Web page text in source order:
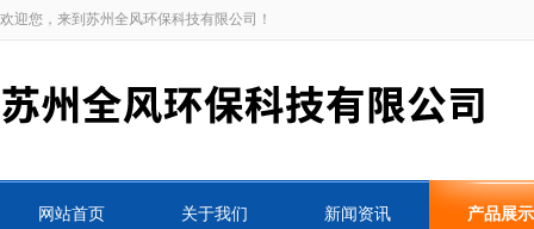
欢迎您，来到苏州全风环保科技有限公司！
网站首页 关于我们 新闻资讯 产品展示